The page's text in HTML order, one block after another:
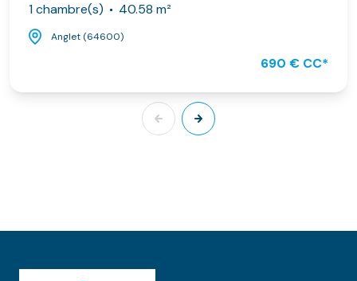
1 chambre(s)
40.58 m²
Anglet (64600)
690 € CC*